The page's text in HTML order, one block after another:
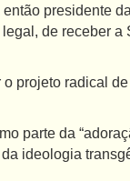
presidente
de receber a
o projeto radical
parte da
ideologia